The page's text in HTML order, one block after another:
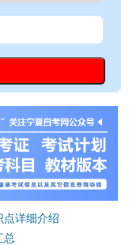
点详细介绍
总